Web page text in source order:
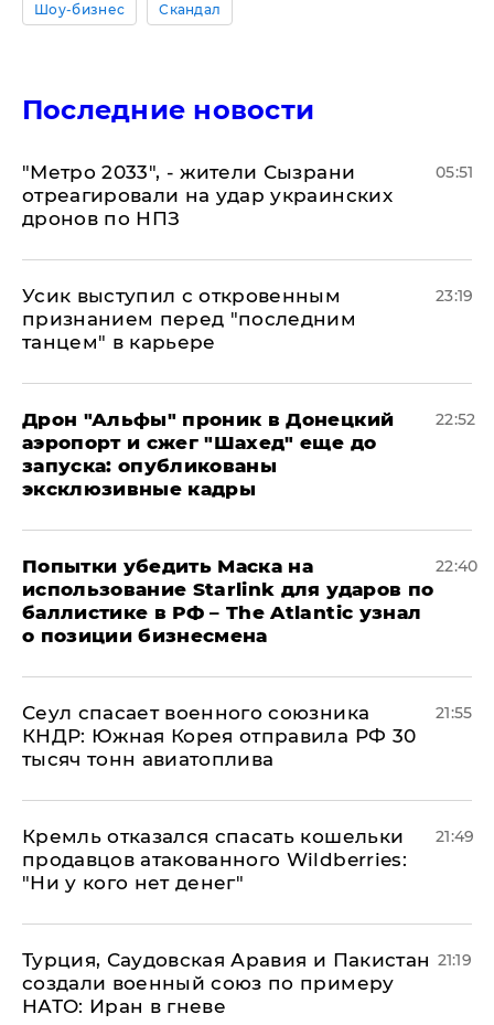
Шоу-бизнес Скандал
Последние новости
"Метро 2033", - жители Сызрани
отреагировали на удар украинских
дронов по НПЗ
05:51
Усик выступил с откровенным
признанием перед "последним
танцем" в карьере
23:19
Дрон "Альфы" проник в Донецкий
аэропорт и сжег "Шахед" еще до
запуска: опубликованы
эксклюзивные кадры
22:52
Попытки убедить Маска на
использование Starlink для ударов по
баллистике в РФ – The Atlantic узнал
о позиции бизнесмена
22:40
​Сеул спасает военного союзника
КНДР: Южная Корея отправила РФ 30
тысяч тонн авиатоплива
21:55
Кремль отказался спасать кошельки
продавцов атакованного Wildberries:
"Ни у кого нет денег"
21:49
Турция, Саудовская Аравия и Пакистан
создали военный союз по примеру
НАТО: Иран в гневе
21:19